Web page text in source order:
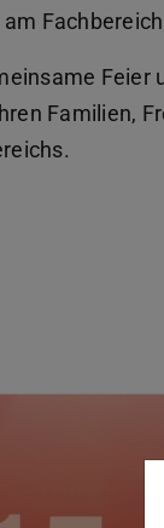
Familien,